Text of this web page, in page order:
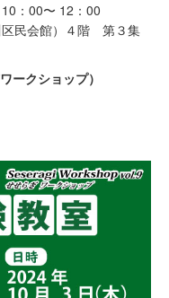
：00〜 12：00
区民会館）４階 第３集
クショップ）